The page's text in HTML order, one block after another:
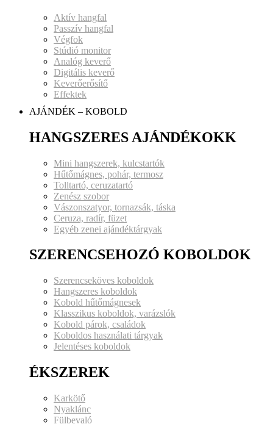
Aktív hangfal
Passzív hangfal
Végfok
Stúdió monitor
Analóg keverő
Digitális keverő
Keverőerősítő
Effektek
AJÁNDÉK – KOBOLD
HANGSZERES AJÁNDÉKOKK
Mini hangszerek, kulcstartók
Hűtőmágnes, pohár, termosz
Tolltartó, ceruzatartó
Zenész szobor
Vászonszatyor, tornazsák, táska
Ceruza, radír, füzet
Egyéb zenei ajándéktárgyak
SZERENCSEHOZÓ KOBOLDOK
Szerencseköves koboldok
Hangszeres koboldok
Kobold hűtőmágnesek
Klasszikus koboldok, varázslók
Kobold párok, családok
Koboldos használati tárgyak
Jelentéses koboldok
ÉKSZEREK
Karkötő
Nyaklánc
Fülbevaló